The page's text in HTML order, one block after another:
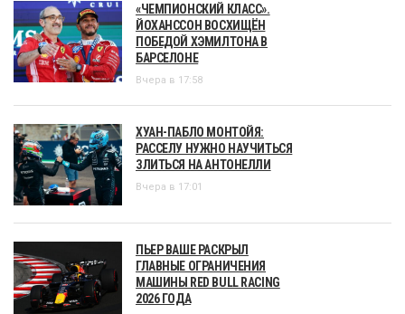
«ЧЕМПИОНСКИЙ КЛАСС».
ЙОХАНССОН ВОСХИЩЁН
ПОБЕДОЙ ХЭМИЛТОНА В
БАРСЕЛОНЕ
Вчера в 17:58
ХУАН-ПАБЛО МОНТОЙЯ:
РАССЕЛУ НУЖНО НАУЧИТЬСЯ
ЗЛИТЬСЯ НА АНТОНЕЛЛИ
Вчера в 17:01
ПЬЕР ВАШЕ РАСКРЫЛ
ГЛАВНЫЕ ОГРАНИЧЕНИЯ
МАШИНЫ RED BULL RACING
2026 ГОДА